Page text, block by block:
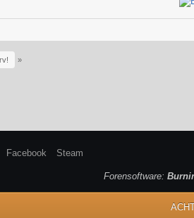
»
Facebook Steam
Forensoftware: